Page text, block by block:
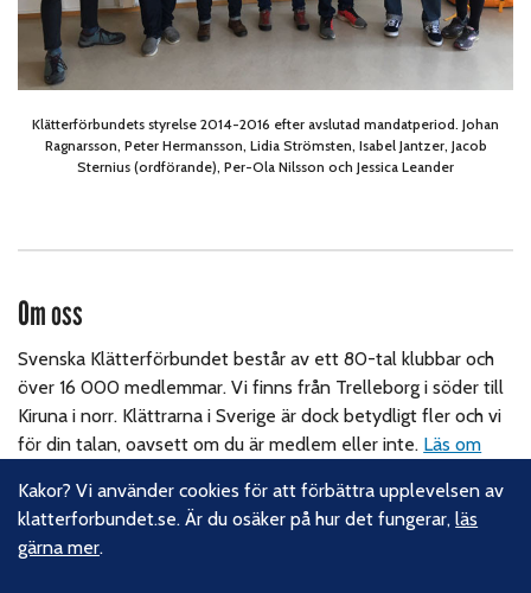
Klätterförbundets styrelse 2014-2016 efter avslutad mandatperiod. Johan
Ragnarsson, Peter Hermansson, Lidia Strömsten, Isabel Jantzer, Jacob
Sternius (ordförande), Per-Ola Nilsson och Jessica Leander
Om oss
Svenska Klätterförbundet består av ett 80-tal klubbar och
över 16 000 medlemmar. Vi finns från Trelleborg i söder till
Kiruna i norr. Klättrarna i Sverige är dock betydligt fler och vi
för din talan, oavsett om du är medlem eller inte. Läs om
Följ oss
Kakor? Vi använder cookies för att förbättra upplevelsen av
klatterforbundet.se. Är du osäker på hur det fungerar,läs
gärna mer.